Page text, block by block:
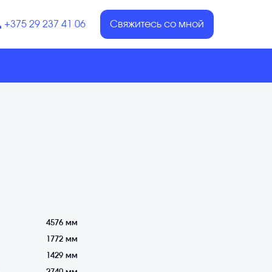
+375 29 237 41 06 Свяжитесь со мной
4576 мм
1772 мм
1429 мм